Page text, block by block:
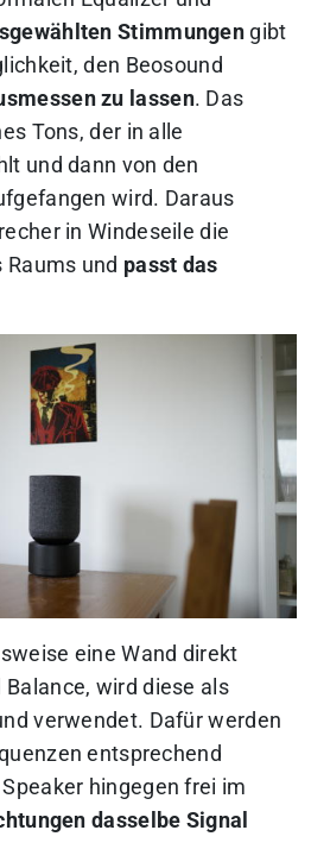
Stimmungen gibt
den Beosound
zu lassen. Das
Tons, der in alle
und dann von den
wird. Daraus
in Windeseile die
Raums und passt das
eine Wand direkt
wird diese als
verwendet. Dafür werden
entsprechend
hingegen frei im
dasselbe Signal